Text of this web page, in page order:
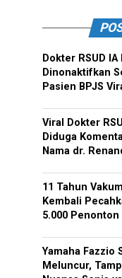
Dokter RSUD
Dinonaktifkan
Pasien BPJS
Viral Dokter
Diduga
Nama dr.
11 Tahun
Kembali
5.000
Yamaha Fazzio
Meluncur,